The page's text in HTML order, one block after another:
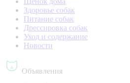
Здоровье собак
Питание собак
Дрессировка собак
Уход и содержание
Новости
Объявления